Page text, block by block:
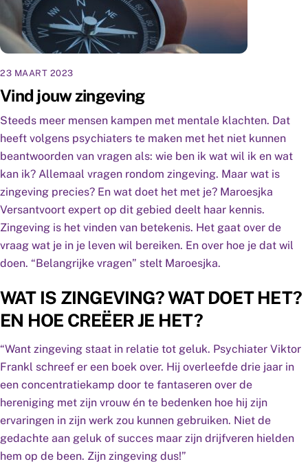
23 MAART 2023
Vind jouw zingeving
Steeds meer mensen kampen met mentale klachten. Dat
heeft volgens psychiaters te maken met het niet kunnen
beantwoorden van vragen als: wie ben ik wat wil ik en wat
kan ik? Allemaal vragen rondom zingeving. Maar wat is
zingeving precies? En wat doet het met je? Maroesjka
Versantvoort expert op dit gebied deelt haar kennis.
Zingeving is het vinden van betekenis. Het gaat over de
vraag wat je in je leven wil bereiken. En over hoe je dat wil
doen. “Belangrijke vragen” stelt Maroesjka.
WAT IS ZINGEVING? WAT DOET HET?
EN HOE CREËER JE HET?
“Want zingeving staat in relatie tot geluk. Psychiater Viktor
Frankl schreef er een boek over. Hij overleefde drie jaar in
een concentratiekamp door te fantaseren over de
hereniging met zijn vrouw én te bedenken hoe hij zijn
ervaringen in zijn werk zou kunnen gebruiken. Niet de
gedachte aan geluk of succes maar zijn drijfveren hielden
hem op de been. Zijn zingeving dus!”